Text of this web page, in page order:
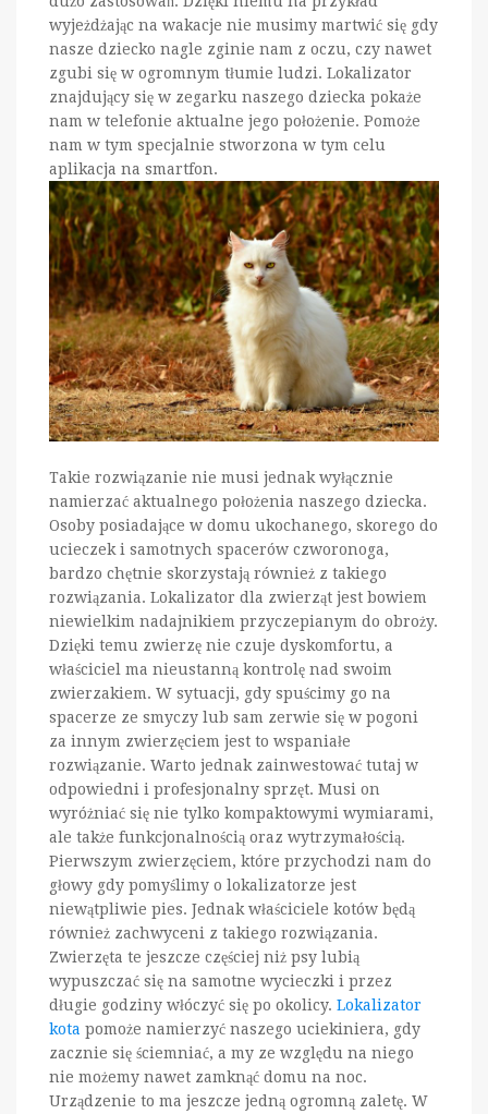
wyjeżdżając na wakacje nie musimy martwić się gdy
nasze dziecko nagle zginie nam z oczu, czy nawet
zgubi się w ogromnym tłumie ludzi. Lokalizator
znajdujący się w zegarku naszego dziecka pokaże
nam w telefonie aktualne jego położenie. Pomoże
nam w tym specjalnie stworzona w tym celu
aplikacja na smartfon.
Takie rozwiązanie nie musi jednak wyłącznie
namierzać aktualnego położenia naszego dziecka.
Osoby posiadające w domu ukochanego, skorego do
ucieczek i samotnych spacerów czworonoga,
bardzo chętnie skorzystają również z takiego
rozwiązania. Lokalizator dla zwierząt jest bowiem
niewielkim nadajnikiem przyczepianym do obroży.
Dzięki temu zwierzę nie czuje dyskomfortu, a
właściciel ma nieustanną kontrolę nad swoim
zwierzakiem. W sytuacji, gdy spuścimy go na
spacerze ze smyczy lub sam zerwie się w pogoni
za innym zwierzęciem jest to wspaniałe
rozwiązanie. Warto jednak zainwestować tutaj w
odpowiedni i profesjonalny sprzęt. Musi on
wyróżniać się nie tylko kompaktowymi wymiarami,
ale także funkcjonalnością oraz wytrzymałością.
Pierwszym zwierzęciem, które przychodzi nam do
głowy gdy pomyślimy o lokalizatorze jest
niewątpliwie pies. Jednak właściciele kotów będą
również zachwyceni z takiego rozwiązania.
Zwierzęta te jeszcze częściej niż psy lubią
wypuszczać się na samotne wycieczki i przez
długie godziny włóczyć się po okolicy. Lokalizator
kota pomoże namierzyć naszego uciekiniera, gdy
zacznie się ściemniać, a my ze względu na niego
nie możemy nawet zamknąć domu na noc.
Urządzenie to ma jeszcze jedną ogromną zaletę. W